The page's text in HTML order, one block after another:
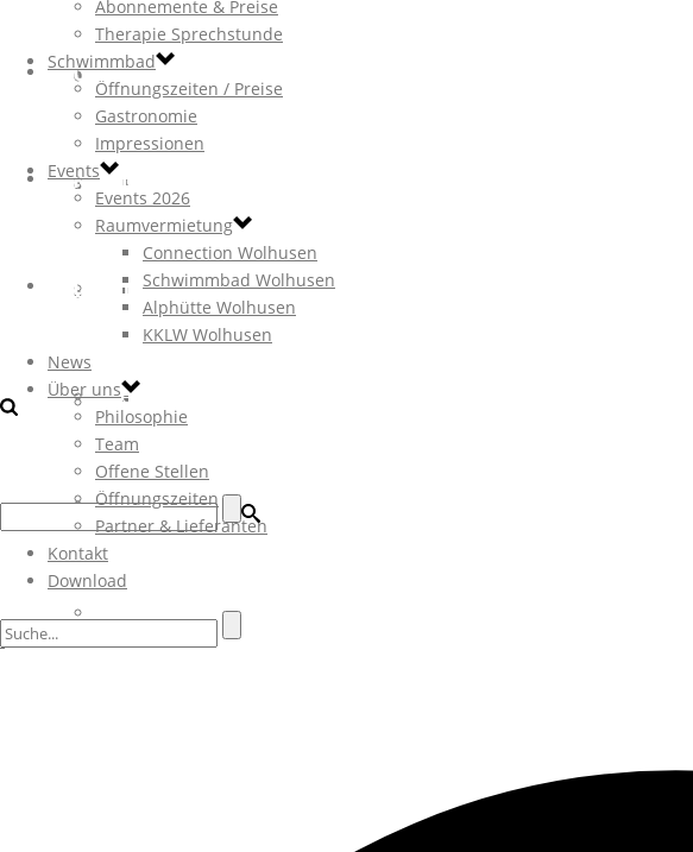
Ernährung / Analysen
DIE LAUFSCHULE
Kletterhalle / Boulderraum
Coaching / Bildung
Wellness / Erholung
Abonnemente & Preise
Therapie Sprechstunde
Impressionen
Raumvermietung
Schwimmbad Wolhusen
KKLW Wolhusen
ÜBER UNS
Philosophie
Team
Offene Stellen
Öffnungszeiten
Partner & Lieferanten
KONTAKT
DOWNLOAD
Abonnemente & Preise
Therapie Sprechstunde
Schwimmbad
Öffnungszeiten / Preise
Gastronomie
Impressionen
Events
Events 2026
Raumvermietung
Connection Wolhusen
Schwimmbad Wolhusen
Alphütte Wolhusen
KKLW Wolhusen
News
Über uns
Philosophie
Team
Offene Stellen
Öffnungszeiten
Partner & Lieferanten
Kontakt
Download